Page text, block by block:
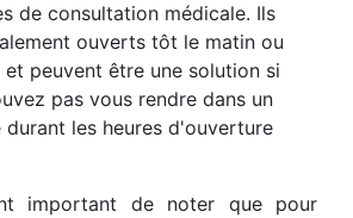
de consultation médicale. Ils
ouverts tôt le matin ou
peuvent être une solution si
pas vous rendre dans un
durant les heures d'ouverture
important de noter que pour